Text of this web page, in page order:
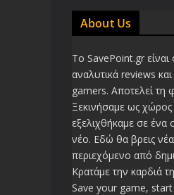
About Us
Το SavePoint.gr
αναλυτικά reviews
gamers. Αποτελεί τη
Ξεκινήσαμε ως
εξελιχθήκαμε σε
νέο. Εδώ θα βρεις
περιεχόμενο από
Κρατάμε την καρδιά
Save your game,